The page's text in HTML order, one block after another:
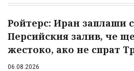
Ройтерс: Иран заплаши
Персийския залив, че
жестоко, ако не спрат
06.08.2026